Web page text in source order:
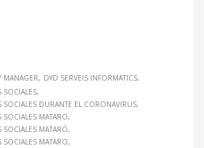
MANAGER
DYD SERVEIS INFORMATICS
SOCIALES
SOCIALES DURANTE EL CORONAVIRUS
SOCIALES MATARO
SOCIALES MATARÓ
SOCIALES MATARO